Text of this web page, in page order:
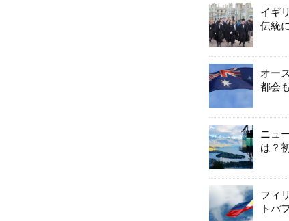
イギ
伝統
オー
都会
ニュ
は？
フィ
トパ